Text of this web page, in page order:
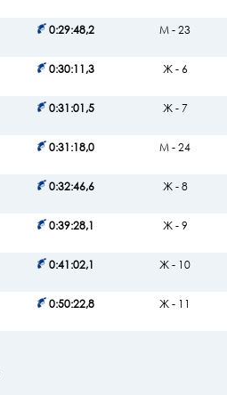
0:29:48,2 М - 23
0:30:11,3 Ж - 6
0:31:01,5 Ж - 7
0:31:18,0 М - 24
0:32:46,6 Ж - 8
0:39:28,1 Ж - 9
0:41:02,1 Ж - 10
0:50:22,8 Ж - 11